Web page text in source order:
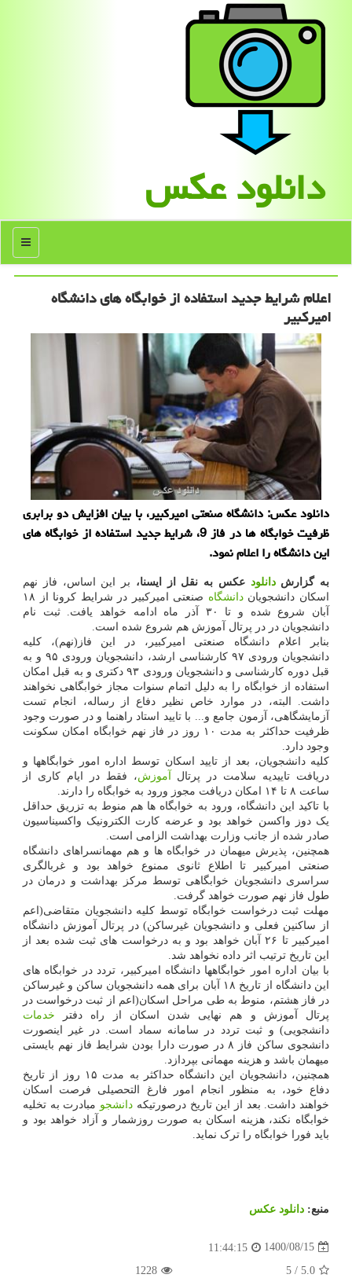
دانلود عكس
منو
اعلام شرایط جدید استفاده از خوابگاه های دانشگاه
امیرکبیر
دانلود عکس: دانشگاه صنعتی امیرکبیر، با بیان افزایش دو برابری
ظرفیت خوابگاه ها در فاز 9، شرایط جدید استفاده از خوابگاه های
این دانشگاه را اعلام نمود.
به گزارشدانلود عکس به نقل از ایسنا، بر این اساس، فاز نهم
اسکان دانشجویاندانشگاه
صنعتی امیرکبیر در شرایط کرونا از ۱۸
آبان شروع شده و تا ۳۰ آذر ماه ادامه خواهد یافت. ثبت نام
دانشجویان در در پرتال آموزش هم شروع شده است.
بنابر اعلام دانشگاه صنعتی امیرکبیر، در این فاز(نهم)، کلیه
دانشجویان ورودی ۹۷ کارشناسی ارشد، دانشجویان ورودی ۹۵ و به
قبل دوره کارشناسی و دانشجویان ورودی ۹۳ دکتری و به قبل امکان
استفاده از خوابگاه را به دلیل اتمام سنوات مجاز خوابگاهی نخواهند
داشت. البته، در موارد خاص نظیر دفاع از رساله، انجام تست
آزمایشگاهی، آزمون جامع و... با تایید استاد راهنما و در صورت وجود
ظرفیت حداکثر به مدت ۱۰ روز در فاز نهم خوابگاه امکان سکونت
وجود دارد.
کلیه دانشجویان، بعد از تایید اسکان توسط اداره امور خوابگاهها و
دریافت تاییدیه سلامت در پرتال
آموزش، فقط در ایام کاری از
ساعت ۸ تا ۱۴ امکان دریافت مجوز ورود به خوابگاه را دارند.
با تاکید این دانشگاه، ورود به خوابگاه ها هم منوط به تزریق حداقل
یک دوز واکسن خواهد بود و عرضه کارت الکترونیک واکسیناسیون
صادر شده از جانب وزارت بهداشت الزامی است.
همچنین، پذیرش میهمان در خوابگاه ها و هم مهمانسراهای دانشگاه
صنعتی امیرکبیر تا اطلاع ثانوی ممنوع خواهد بود و غربالگری
سراسری دانشجویان خوابگاهی توسط مرکز بهداشت و درمان در
طول فاز نهم صورت خواهد گرفت.
مهلت ثبت درخواست خوابگاه توسط کلیه دانشجویان متقاضی(اعم
از ساکنین فعلی و دانشجویان غیرساکن) در پرتال آموزش دانشگاه
امیرکبیر تا ۲۶ آبان خواهد بود و به درخواست های ثبت شده بعد از
این تاریخ ترتیب اثر داده نخواهد شد.
با بیان اداره امور خوابگاهها دانشگاه امیرکبیر، تردد در خوابگاه های
این دانشگاه از تاریخ ۱۸ آبان برای همه دانشجویان ساکن و غیرساکن
در فاز هشتم، منوط به طی مراحل اسکان(اعم از ثبت درخواست در
پرتال آموزش و هم نهایی شدن اسکان از راه دفتر خدمات
دانشجویی) و ثبت تردد در سامانه سماد است. در غیر اینصورت
دانشجوی ساکن فاز ۸ در صورت دارا بودن شرایط فاز نهم بایستی
میهمان باشد و هزینه مهمانی بپردازد.
همچنین، دانشجویان این دانشگاه حداکثر به مدت ۱۵ روز از تاریخ
دفاع خود، به منظور انجام امور فارغ التحصیلی فرصت اسکان
خواهند داشت. بعد از این تاریخ درصورتیکه دانشجو مبادرت به تخلیه
خوابگاه نکند، هزینه اسکان به صورت روزشمار و آزاد خواهد بود و
باید فورا خوابگاه را ترک نماید.
منبع: دانلود عكس
1400/08/15
11:44:15
5.0
/
5
1228